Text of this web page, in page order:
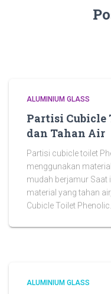
ALUMINIUM GLASS
Partisi Cubicle
dan Tahan Air
Partisi cubicle toilet
menggunakan
mudah berjamur Saat
material yang tahan
Cubicle Toilet
ALUMINIUM GLASS